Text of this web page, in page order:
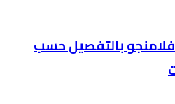
فلامنجو بالتفصيل حسب